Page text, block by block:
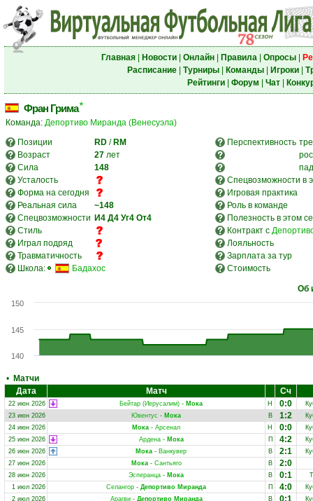
Главная| Новости| Онлайн| Правила| Опросы|
Расписание| Турниры| Команды| Игроки|
Рейтинги| Форум Чат|
Фран Грима
Команда: Депортиво Миранда (Венесуэла)
Позиции
RD / RM Перспективность
Возраст
27 лет
Сила
148
Усталость
Спецвозможности в
Форма на сегодня
Игровая практика
Реальная сила
~148
Роль в команде
Спецвозможности И4 Д4 Уг4 От4
Полезность в этом
Стиль
Контракт с
Играл подряд
Лояльность
Травматичность
Зарплата за тур
Школа:
Бадахос Стоимость
Об
140
145
150
• Матчи
Дата
Матч Сч
22 июн 2026 Бейтар (Иерусалим) - Мока Н 0:0
23 июн 2026
Ювентус - Мока В 1:2
24 июн 2026
Мока - Арсенал Н 0:0
25 июн 2026
Ардена- Мока П 4:2
26 июн 2026
Мока - Ванкувер В 2:1
27 июн 2026
Мока- Сантьяго В 2:0
28 июн 2026 Эсперанца - Мока В 0:1
1 июл 2026
Селангор - Депортиво Миранда П 4:0
2 июл 2026
Арагви- Депортиво Миранда В 0:1